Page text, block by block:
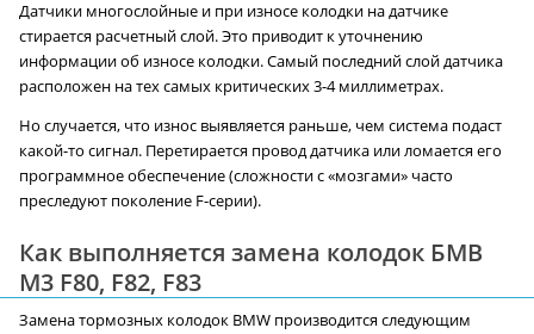
Датчики многослойные и при износе колодки на датчике
стирается расчетный слой. Это приводит к уточнению
информации об износе колодки. Самый последний слой датчика
расположен на тех самых критических 3-4 миллиметрах.
Но случается, что износ выявляется раньше, чем система подаст
какой-то сигнал. Перетирается провод датчика или ломается его
программное обеспечение (сложности с «мозгами» часто
преследуют поколение F-серии).
Как выполняется замена колодок БМВ
M3 F80, F82, F83
Замена тормозных колодок BMW производится следующим